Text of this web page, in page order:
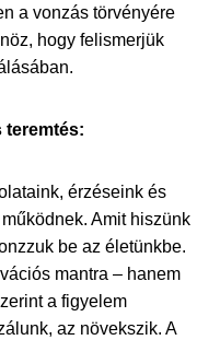
a vonzás törvényére
hogy felismerjük
teremtés:
érzéseink és
Amit hiszünk
be az életünkbe.
mantra – hanem
a figyelem
az növekszik. A